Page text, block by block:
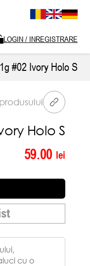
LOGIN / INREGISTRARE
#02 Ivory Holo S
Holo S
59.00 lei
cu o